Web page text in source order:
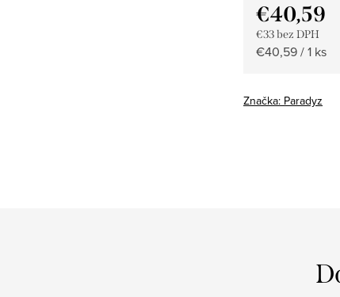
€40,59
€33 bez DPH
Jednotková
€40,59 / 1 ks
Značka: Paradyz